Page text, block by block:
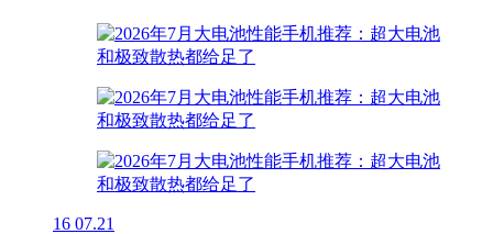
16 07.21